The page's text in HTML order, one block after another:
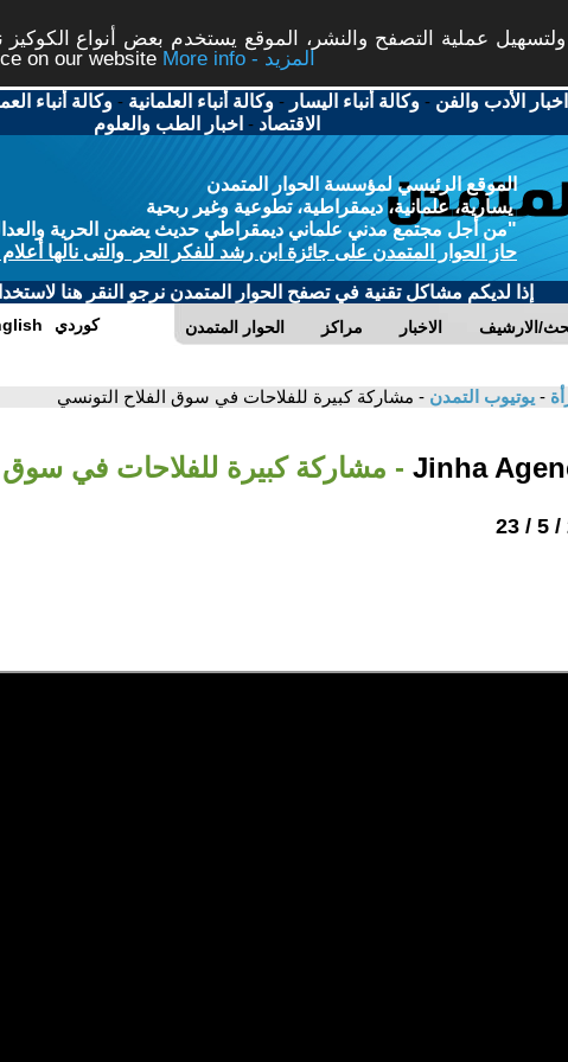
عملية التصفح والنشر، الموقع يستخدم بعض أنواع
on our website
More info - المزيد
اخبار الأدب والفن -وكالة أنباء اليسار -وكالة أنباء العلمانية -وكالة أنباء
الاقتصاد - اخبار الطب والعلوم
الموقع الرئيسي لمؤسسة الحوار المتمدن
يسارية، علمانية، ديمقراطية، تطوعية وغير ربحية
"من أجل مجتمع مدني علماني ديمقراطي حديث يضمن الحرية
حاز الحوار المتمدن على جائزة ابن رشد للفكر الحر والتى نالها
إذا لديكم مشاكل تقنية في تصفح الحوار المتمدن نرجو النقر هنا
الحوار المتمدن مراكز الاخبار الارشيف كوردي
- يوتيوب التمدن - مشاركة كبيرة للفلاحات في سوق الفلاح التونسي
- مشاركة كبيرة للفلاحات في سوق